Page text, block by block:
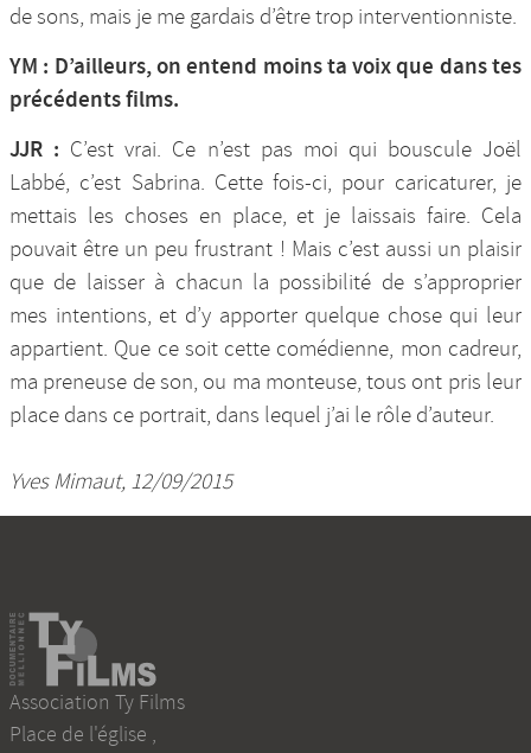
de sons, mais je me gardais d’être trop interventionniste.
YM : D’ailleurs, on entend moins ta voix que dans tes
précédents films.
JJR : C’est vrai. Ce n’est pas moi qui bouscule Joël
Labbé, c’est Sabrina. Cette fois-ci, pour caricaturer, je
mettais les choses en place, et je laissais faire. Cela
pouvait être un peu frustrant ! Mais c’est aussi un plaisir
que de laisser à chacun la possibilité de s’approprier
mes intentions, et d’y apporter quelque chose qui leur
appartient. Que ce soit cette comédienne, mon cadreur,
ma preneuse de son, ou ma monteuse, tous ont pris leur
place dans ce portrait, dans lequel j’ai le rôle d’auteur.
Yves Mimaut, 12/09/2015
Association Ty Films
Place de l'église ,